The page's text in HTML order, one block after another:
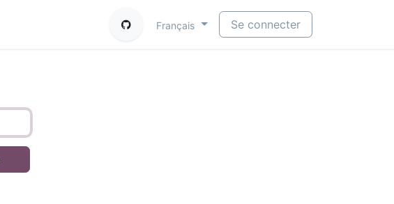
Français Se connecter